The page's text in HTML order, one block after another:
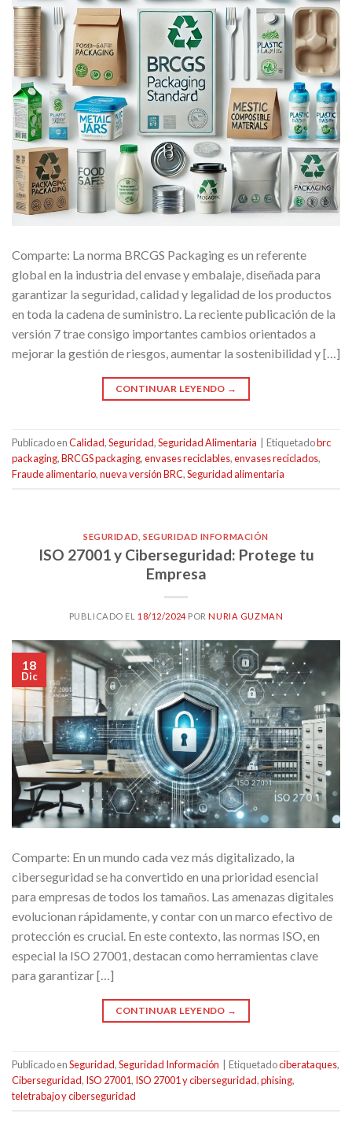
Comparte: La norma BRCGS Packaging es un referente
global en la industria del envase y embalaje, diseñada para
garantizar la seguridad, calidad y legalidad de los productos
en toda la cadena de suministro. La reciente publicación de la
versión 7 trae consigo importantes cambios orientados a
mejorar la gestión de riesgos, aumentar la sostenibilidad y […]
CONTINUAR LEYENDO →
Publicado enCalidad,Seguridad,Seguridad Alimentaria Etiquetadobrc
packaging,BRCGS packaging,envases reciclables,envases reciclados,
Fraude alimentario,nueva versión BRC,Seguridad alimentaria
SEGURIDAD ,SEGURIDAD INFORMACIÓN
ISO 27001 y Ciberseguridad: Protege tu
Empresa
PUBLICADO EL 18/12/2024PORNURIA GUZMAN
18
Dic
Comparte: En un mundo cada vez más digitalizado, la
ciberseguridad se ha convertido en una prioridad esencial
para empresas de todos los tamaños. Las amenazas digitales
evolucionan rápidamente, y contar con un marco efectivo de
protección es crucial. En este contexto, las normas ISO, en
especial la ISO 27001, destacan como herramientas clave
para garantizar […]
CONTINUAR LEYENDO →
Publicado enSeguridad,Seguridad Información Etiquetadociberataques,
Ciberseguridad, ISO 27001, ISO 27001 y ciberseguridad,phising,
teletrabajo y ciberseguridad